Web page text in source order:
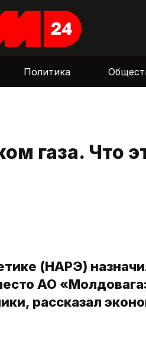
Политика
газа. Что
(НАРЭ)
АО
рассказал